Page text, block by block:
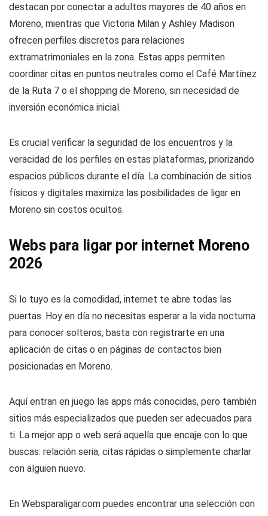
destacan por conectar a adultos mayores de 40 años en
Moreno, mientras que Victoria Milan y Ashley Madison
ofrecen perfiles discretos para relaciones
extramatrimoniales en la zona. Estas apps permiten
coordinar citas en puntos neutrales como el Café Martínez
de la Ruta 7 o el shopping de Moreno, sin necesidad de
inversión económica inicial.
Es crucial verificar la seguridad de los encuentros y la
veracidad de los perfiles en estas plataformas, priorizando
espacios públicos durante el día. La combinación de sitios
físicos y digitales maximiza las posibilidades de ligar en
Moreno sin costos ocultos.
Webs para ligar por internet Moreno
2026
Si lo tuyo es la comodidad, internet te abre todas las
puertas. Hoy en día no necesitas esperar a la vida nocturna
para conocer solteros; basta con registrarte en una
aplicación de citas o en páginas de contactos bien
posicionadas en Moreno.
Aquí entran en juego las apps más conocidas, pero también
sitios más especializados que pueden ser adecuados para
ti. La mejor app o web será aquella que encaje con lo que
buscas: relación seria, citas rápidas o simplemente charlar
con alguien nuevo.
En Websparaligar.com puedes encontrar una selección con